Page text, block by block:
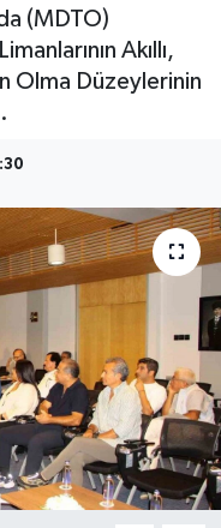
(MDTO)
Akıllı,
Olma Düzeylerinin